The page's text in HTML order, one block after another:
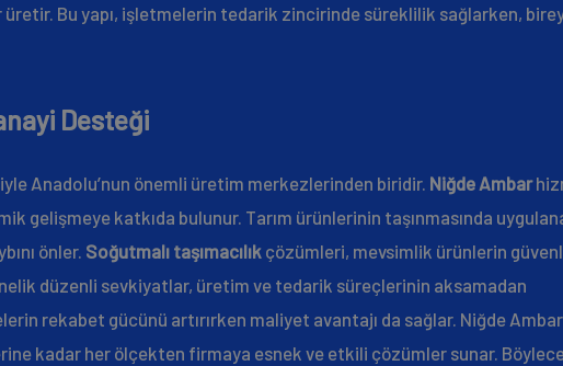
Bu yapı, işletmelerin tedarik zincirinde süreklilik sağlarken,
Desteği
Anadolu’nun önemli üretim merkezlerinden biridir. Niğde Ambar
katkıda bulunur. Tarım ürünlerinin taşınmasında
önler. Soğutmalı taşımacılık çözümleri, mevsimlik ürünlerin
düzenli sevkiyatlar, üretim ve tedarik süreçlerinin aksamadan
rekabet gücünü artırırken maliyet avantajı da sağlar. Niğde Ambar
kadar her ölçekten firmaya esnek ve etkili çözümler sunar.